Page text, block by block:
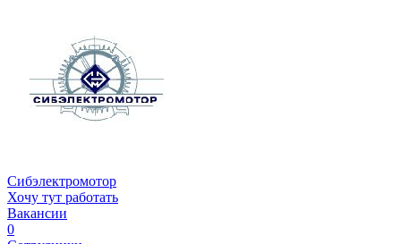
Сибэлектромотор
Хочу тут работать
Вакансии
0